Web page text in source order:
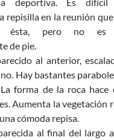
repisilla en la reunión
ésta, pero no es
de pie.
al anterior,
Hay bastantes
forma de la roca hace
Aumenta la vegetación
cómoda repisa.
al final del largo